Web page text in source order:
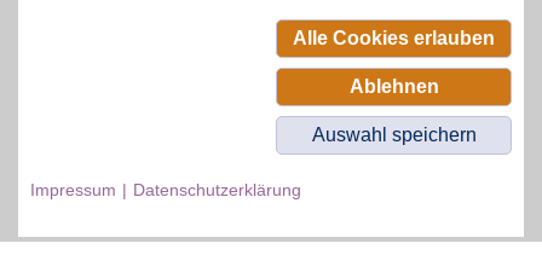
Alle Cookies erlauben
Ablehnen
Auswahl speichern
Impressum Datenschutzerklärung